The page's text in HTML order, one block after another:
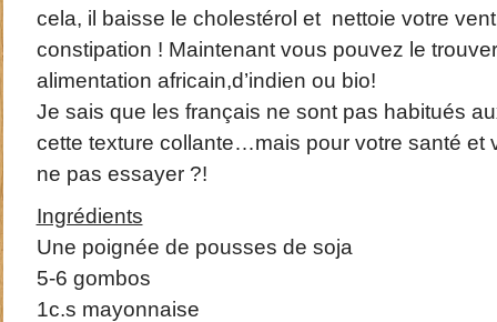
cela, il baisse le cholestérol et nettoie votre
constipation ! Maintenant vous pouvez le
alimentation africain,d’indien ou bio!
Je sais que les français ne sont pas habitués
cette texture collante…mais pour votre santé et
ne pas essayer ?!
Ingrédients
Une poignée de pousses de soja
5-6 gombos
1c.s mayonnaise